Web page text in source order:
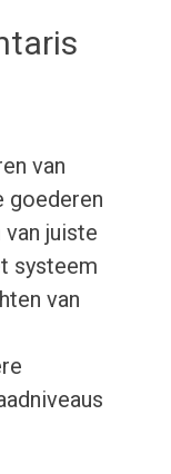
van
goederen
juiste
systeem
van